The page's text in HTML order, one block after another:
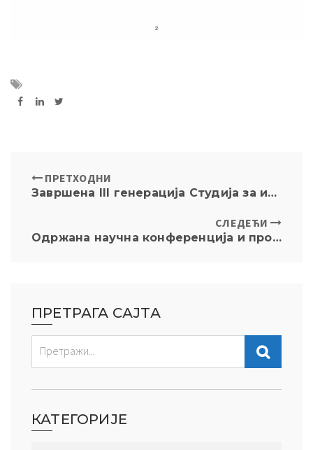
ПРЕТХОДНИ
Завршена III генерација Студија за иновацију знања “Усклађеност пословања” (Compliance)
СЛЕДЕЋИ
Одржана научна конференција и промовисан зборник „Усклађеност пословања и управљање ризицима – приватноправни и јавноправни аспекти”
ПРЕТРАГА САЈТА
КАТЕГОРИЈЕ